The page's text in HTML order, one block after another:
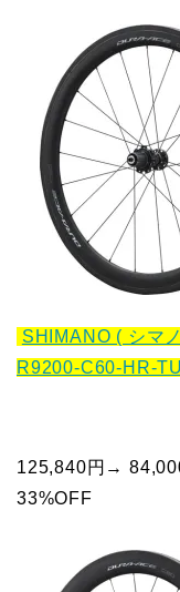
SHIMANO ( シマ
R9200-C60-HR-
125,840円→
33%OFF